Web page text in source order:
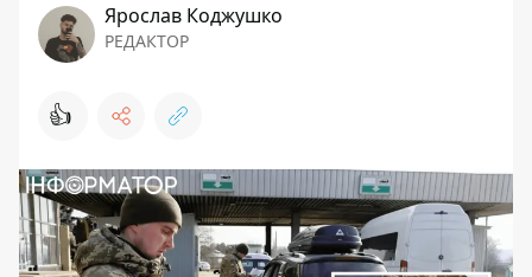
Ярослав Коджушко
РЕДАКТОР
👍